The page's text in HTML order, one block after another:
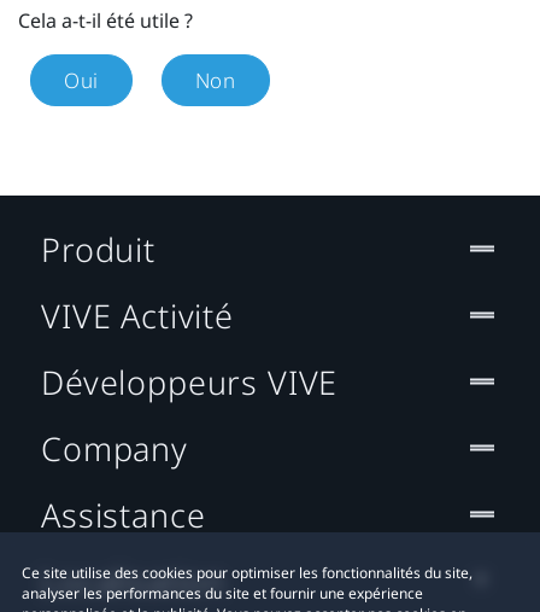
Cela a-t-il été utile ?
Oui Non
Ce site utilise des cookies pour optimiser les fonctionnalités du site,
analyser les performances du site et fournir une expérience
Produit
VIVE Activité
Développeurs VIVE
Company
Assistance
Localisation